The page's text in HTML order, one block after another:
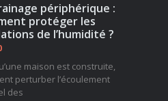
périphérique :
protéger les
de l’humidité ?
maison est construite,
perturber l’écoulement
des